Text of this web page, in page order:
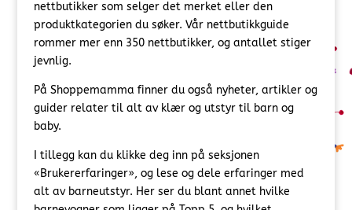
nettbutikker som selger det merket eller den
produktkategorien du søker. Vår nettbutikkguide
rommer mer enn 350 nettbutikker, og antallet stiger
jevnlig.
På Shoppemamma finner du også nyheter, artikler og
guider relater til alt av klær og utstyr til barn og
baby.
I tillegg kan du klikke deg inn på seksjonen
«Brukererfaringer», og lese og dele erfaringer med
alt av barneutstyr. Her ser du blant annet hvilke